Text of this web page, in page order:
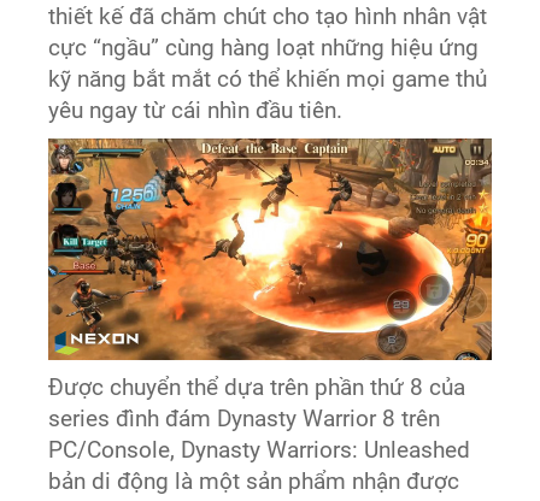
thiết kế đã chăm chút cho tạo hình nhân vật
cực “ngầu” cùng hàng loạt những hiệu ứng
kỹ năng bắt mắt có thể khiến mọi game thủ
yêu ngay từ cái nhìn đầu tiên.
Được chuyển thể dựa trên phần thứ 8 của
series đình đám Dynasty Warrior 8 trên
PC/Console, Dynasty Warriors: Unleashed
bản di động là một sản phẩm nhận được